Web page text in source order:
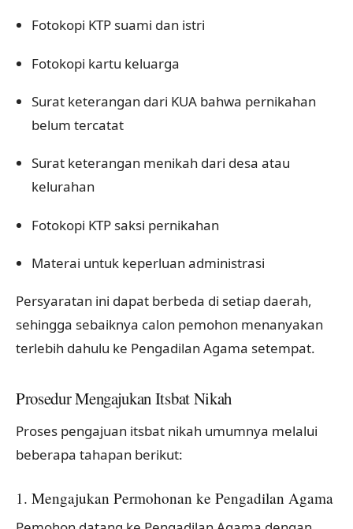
Fotokopi KTP suami dan istri
Fotokopi kartu keluarga
Surat keterangan dari KUA bahwa pernikahan
belum tercatat
Surat keterangan menikah dari desa atau
kelurahan
Fotokopi KTP saksi pernikahan
Materai untuk keperluan administrasi
Persyaratan ini dapat berbeda di setiap daerah,
sehingga sebaiknya calon pemohon menanyakan
terlebih dahulu ke Pengadilan Agama setempat.
Prosedur Mengajukan Itsbat Nikah
Proses pengajuan itsbat nikah umumnya melalui
beberapa tahapan berikut:
1. Mengajukan Permohonan ke Pengadilan Agama